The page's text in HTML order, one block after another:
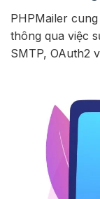
PHPMailer
thông qua việc
SMTP, OAuth2